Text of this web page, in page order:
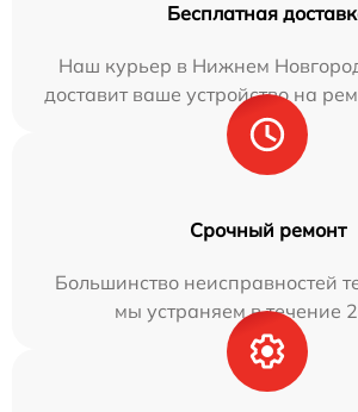
Бесплатная
Наш курьер в Нижнем
доставит ваше устройство на
Срочный ремонт
Большинство неисправностей
мы устраняем в течение